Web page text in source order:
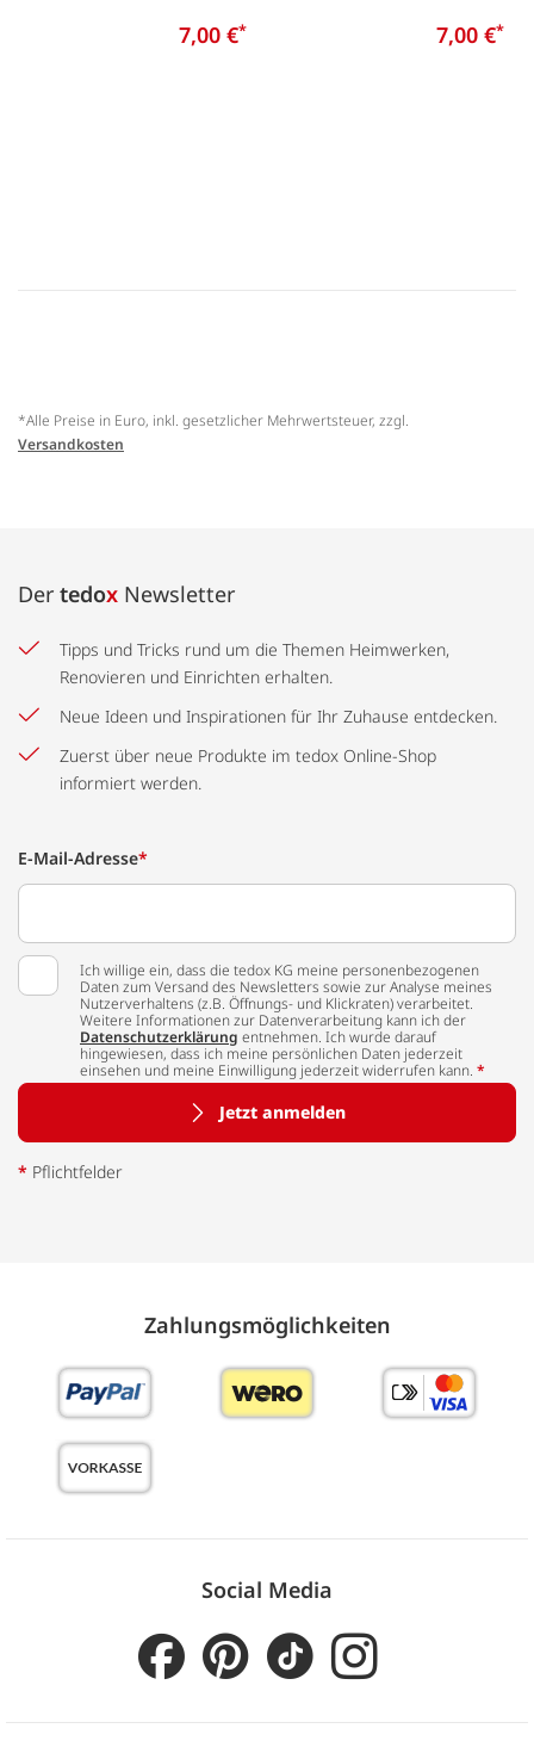
7,00 €* 7,00 €*
*Alle Preise in Euro, inkl. gesetzlicher Mehrwertsteuer, zzgl.
Versandkosten
Der tedox Newsletter
Tipps und Tricks rund um die Themen Heimwerken,
Renovieren und Einrichten erhalten.
Neue Ideen und Inspirationen für Ihr Zuhause entdecken.
Zuerst über neue Produkte im tedox Online-Shop
informiert werden.
E-Mail-Adresse*
Ich willige ein, dass die tedox KG meine personenbezogenen
Daten zum Versand des Newsletters sowie zur Analyse meines
Nutzerverhaltens (z.B. Öffnungs- und Klickraten) verarbeitet.
Weitere Informationen zur Datenverarbeitung kann ich der
Datenschutzerklärung entnehmen. Ich wurde darauf
hingewiesen, dass ich meine persönlichen Daten jederzeit
einsehen und meine Einwilligung jederzeit widerrufen kann. *
Jetzt anmelden
* Pflichtfelder
Zahlungs­möglich­keiten
Social Media